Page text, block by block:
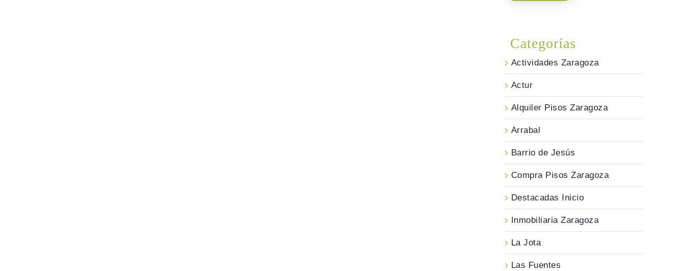
Categorías
Actividades Zaragoza
Actur
Alquiler Pisos Zaragoza
Arrabal
Barrio de Jesús
Compra Pisos Zaragoza
Destacadas Inicio
Inmobiliaria Zaragoza
La Jota
Las Fuentes